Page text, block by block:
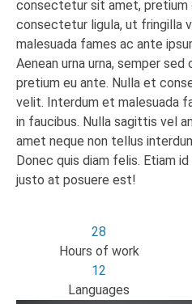
consectetur sit amet, pretium
consectetur ligula, ut fringilla
malesuada fames ac ante
Aenean urna urna, semper
pretium eu ante. Nulla et
velit. Interdum et malesuada
in faucibus. Nulla sagittis vel
amet neque non tellus
Donec quis diam felis. Etiam
justo at posuere est!
28
Hours of work
12
Languages